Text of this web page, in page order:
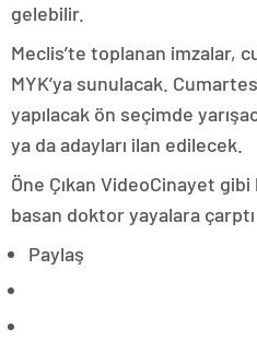
gelebilir.
Meclis’te toplanan imzalar,
MYK’ya sunulacak.
yapılacak ön seçimde
ya da adayları ilan edilecek.
Öne Çıkan VideoCinayet
basan doktor yayalara çarptı
Paylaş